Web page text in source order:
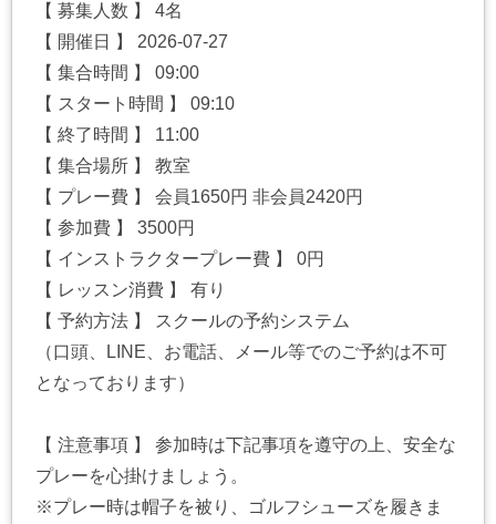
【 募集人数 】 4名
【 開催日 】 2026-07-27
【 集合時間 】 09:00
【 スタート時間 】 09:10
【 終了時間 】 11:00
【 集合場所 】 教室
【 プレー費 】 会員1650円 非会員2420円
【 参加費 】 3500円
【 インストラクタープレー費 】 0円
【 レッスン消費 】 有り
【 予約方法 】 スクールの予約システム
（口頭、LINE、お電話、メール等でのご予約は不可
となっております）
【 注意事項 】 参加時は下記事項を遵守の上、安全な
プレーを心掛けましょう。
※プレー時は帽子を被り、ゴルフシューズを履きま